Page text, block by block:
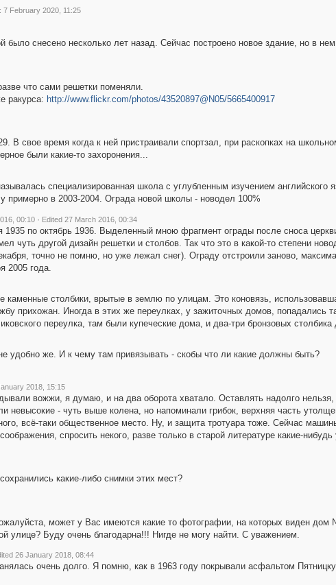
7 February 2020, 11:25
было снесено несколько лет назад. Сейчас построено новое здание, но в
что сами решетки поменяли.
ракурса: http://www.flickr.com/photos/43520897@N05/5665400917
В свое время когда к ней пристраивали спортзал, при раскопках на
были какие-то захоронения...
специализированная школа с углубленным изучением английского
примерно в 2003-2004. Ограда новой школы - новодел 100%
00:10 · Edited 27 March 2016, 00:34
1935 по октябрь 1936. Выделенный мною фрагмент ограды после сноса
чуть другой дизайн решетки и столбов. Так что это в какой-то степени
точно не помню, но уже лежал снег). Ограду отстроили заново,
2005 года.
каменные столбики, врытые в землю по улицам. Это коновязь,
прихожан. Иногда в этих же переулках, у зажиточных домов, попадались
переулка, там были купеческие дома, и два-три бронзовых
удобно же. И к чему там привязывать - скобы что ли какие должны быть?
2018, 15:15
вожжи, я думаю, и на два оборота хватало. Оставлять надолго
невысокие - чуть выше колена, но напоминали грибок, верхняя часть
всё-таки общественное место. Ну, и защита тротуара тоже. Сейчас
спросить некого, разве только в старой литературе какие-
какие-либо снимки этих мест?
может у Вас имеются какие то фотографии, на которых виден
улице? Буду очень благодарна!!! Нигде не могу найти. С уважением.
26 January 2018, 08:44
очень долго. Я помню, как в 1963 году покрывали асфальтом